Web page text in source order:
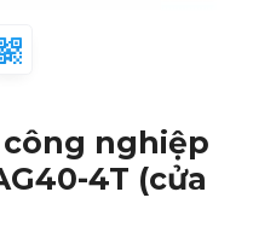
nghiệp
4T (cửa